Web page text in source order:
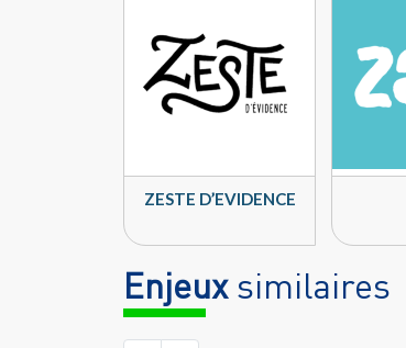
ZESTE D’EVIDENCE
Enjeuxsimilaires